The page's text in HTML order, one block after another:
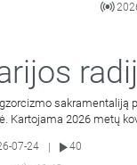
sakramentaliją
Kartojama 2026 metų
07-24
40